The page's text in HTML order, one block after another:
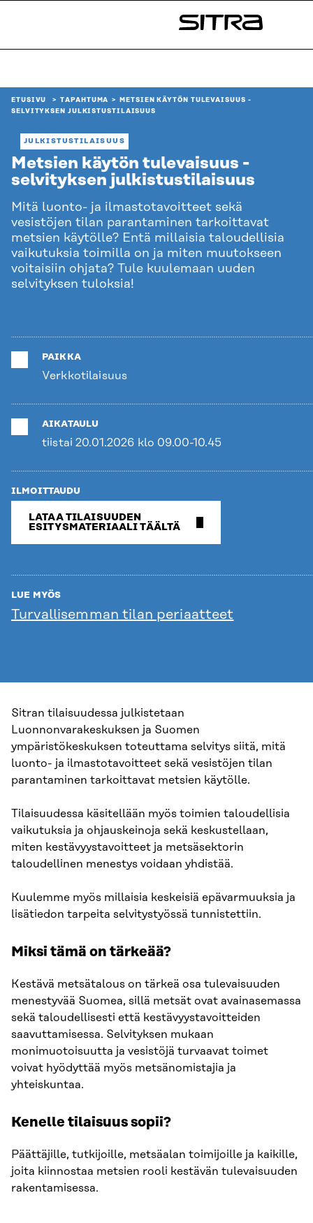
Sitra
ETUSIVU TAPAHTUMA
METSIEN KÄYTÖN TULEVAISUUS -
SELVITYKSEN JULKISTUSTILAISUUS
JULKISTUSTILAISUUS
Metsien käytön tulevaisuus -
selvityksen julkistustilaisuus
Mitä luonto- ja ilmastotavoitteet sekä
vesistöjen tilan parantaminen tarkoittavat
metsien käytölle? Entä millaisia taloudellisia
vaikutuksia toimilla on ja miten muutokseen
voitaisiin ohjata? Tule kuulemaan uuden
selvityksen tuloksia!
PAIKKA
Verkkotilaisuus
AIKATAULU
tiistai 20.01.2026 klo 09.00-10.45
ILMOITTAUDU
LATAA TILAISUUDEN
ESITYSMATERIAALI TÄÄLTÄ
LUE MYÖS
Turvallisemman tilan periaatteet
Sitran tilaisuudessa julkistetaan
Luonnonvarakeskuksen ja Suomen
ympäristökeskuksen toteuttama selvitys siitä, mitä
luonto- ja ilmastotavoitteet sekä vesistöjen tilan
parantaminen tarkoittavat metsien käytölle.
Tilaisuudessa käsitellään myös toimien taloudellisia
vaikutuksia ja ohjauskeinoja sekä keskustellaan,
miten kestävyystavoitteet ja metsäsektorin
taloudellinen menestys voidaan yhdistää.
Kuulemme myös millaisia keskeisiä epävarmuuksia ja
lisätiedon tarpeita selvitystyössä tunnistettiin.
Miksi tämä on tärkeää?
Kestävä metsätalous on tärkeä osa tulevaisuuden
menestyvää Suomea, sillä metsät ovat avainasemassa
sekä taloudellisesti että kestävyystavoitteiden
saavuttamisessa. Selvityksen mukaan
monimuotoisuutta ja vesistöjä turvaavat toimet
voivat hyödyttää myös metsänomistajia ja
yhteiskuntaa.
Kenelle tilaisuus sopii?
Päättäjille, tutkijoille, metsäalan toimijoille ja kaikille,
joita kiinnostaa metsien rooli kestävän tulevaisuuden
rakentamisessa.